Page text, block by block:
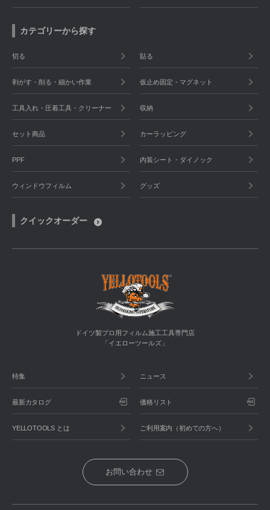
カテゴリーから探す
切る 貼る
剥がす・削る・細かい作業 仮止め固定・マグネット
工具入れ・圧着工具・クリーナー 収納
セット商品 カーラッピング
PPF 内装シート・ダイノック
ウィンドウフィルム グッズ
クイックオーダー
ドイツ製プロ用フィルム施工工具専門店
「イエローツールズ」
特集 ニュース
最新カタログ 価格リスト
YELLOTOOLS とは ご利用案内（初めての方へ）
お問い合わせ